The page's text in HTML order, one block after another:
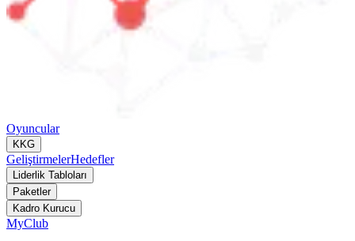
Oyuncular
KKG
GeliştirmelerHedefler
Liderlik Tabloları
Paketler
Kadro Kurucu
MyClub